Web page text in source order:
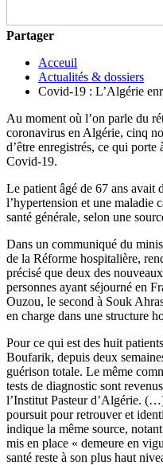
Partager
Acceuil
Actualités & dossiers
Covid-19 : L’Algérie
Au moment où l’on parle du
coronavirus en Algérie, cinq
d’être enregistrés, ce qui porte
Covid-19.
Le patient âgé de 67 ans avait
l’hypertension et une maladie
santé générale, selon une
Dans un communiqué du
de la Réforme hospitalière,
précisé que deux des
personnes ayant séjourné en
Ouzou, le second à Souk
en charge dans une structure
Pour ce qui est des huit
Boufarik, depuis deux
guérison totale. Le même
tests de diagnostic sont
l’Institut Pasteur d’Algérie.
poursuit pour retrouver et
indique la même source,
mis en place « demeure en
santé reste à son plus haut